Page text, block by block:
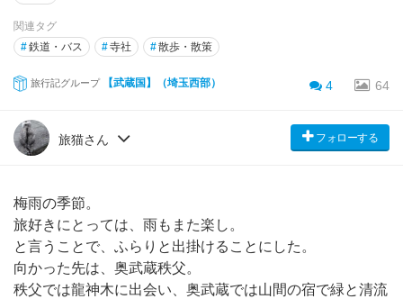
関連タグ
#鉄道・バス #寺社 #散歩・散策
旅行記グループ 【武蔵国】（埼玉西部） 4 64
旅猫さん フォローする
梅雨の季節。
旅好きにとっては、雨もまた楽し。
と言うことで、ふらりと出掛けることにした。
向かった先は、奥武蔵秩父。
秩父では龍神木に出会い、奥武蔵では山間の宿で緑と清流